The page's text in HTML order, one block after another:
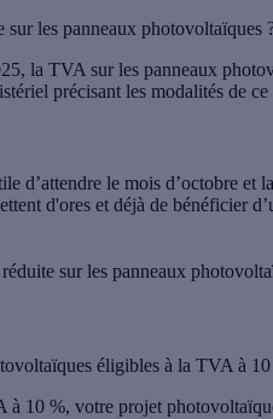
sur les panneaux photovoltaïques
, la TVA sur les panneaux
précisant les modalités de ce
d’attendre le mois d’octobre et
d'ores et déjà de bénéficier
sur les panneaux
éligibles à la TVA à
à 10 %, votre projet